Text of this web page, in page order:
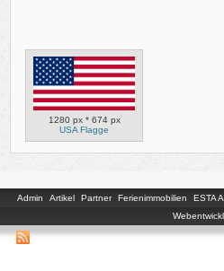
1280 px * 674 px
USA Flagge
Admin Artikel Partner Ferienimmobilien
ESTA